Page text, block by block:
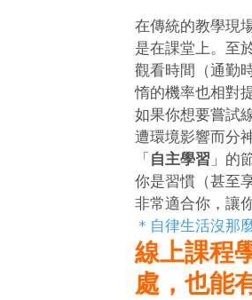
在傳統的教學現
是在課堂上。至
觀看時間（通勤
惰的機率也相對提
如果你想要嘗試
遭環境影響而分
「 自主學習 」的
你是習慣（甚至
非常適合你，讓
＊自律生活沒那
線上課程
處，也能